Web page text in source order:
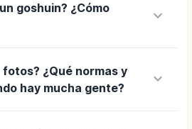
goshuin? ¿Cómo
keyboard_arrow_down
¿Qué normas y
hay mucha gente?
keyboard_arrow_down